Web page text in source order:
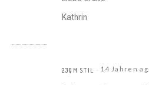
Kathrin
23QM STIL 14 Jahren